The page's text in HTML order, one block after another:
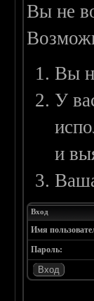
Вы не
Вы
У
и
Вход
Имя
Пароль: